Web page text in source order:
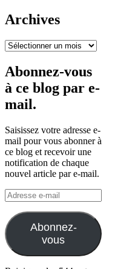
Archives
Archives
Abonnez-vous
à ce blog par e-
mail.
Saisissez votre adresse e-
mail pour vous abonner à
ce blog et recevoir une
notification de chaque
nouvel article par e-mail.
Adresse
e-
mail
Abonnez-
vous